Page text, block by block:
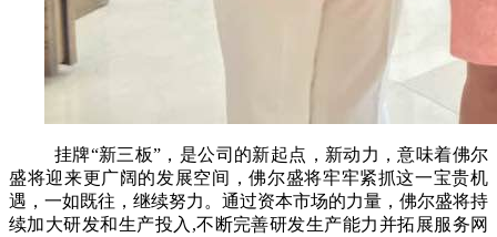
挂牌“新三板”，是公司的新起点，新动力，意味着佛尔
盛将迎来更广阔的发展空间，佛尔盛将牢牢紧抓这一宝贵机
遇，一如既往，继续努力。通过资本市场的力量，佛尔盛将持
续加大研发和生产投入,不断完善研发生产能力并拓展服务网